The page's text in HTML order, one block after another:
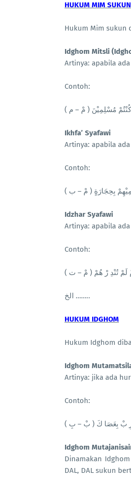
HUKUM MIM SUKUN
Hukum Mim sukun
Idghom Mitsli
Artinya: apabila
Contoh:
كُنْتُمْ مُسْلِمِيْنَ ( مْ – م )
Ikhfa’ Syafawi
Artinya: apabila
Contoh:
بِحِجَارَةٍ ( مْ – ب )
Idzhar Syafawi
Artinya: apabila
Contoh:
رْ هُمْ ( مْ – ت )
الخ ……..
HUKUM IDGHOM
Hukum Idghom
Idghom
Artinya: jika ada
Contoh:
بْ بِعَصَا كَ ( بْ – بِ )
Idghom
Dinamakan
DAL, DAL sukun